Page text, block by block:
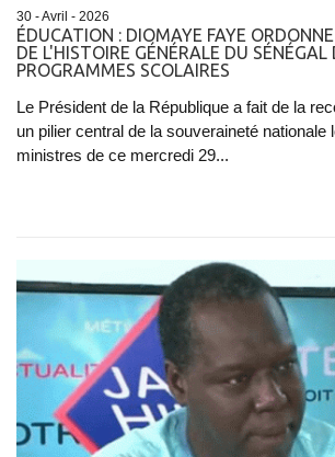
30 - Avril - 2026
ÉDUCATION : DIOMAYE FAYE
DE L'HISTOIRE GÉNÉRALE DU SÉNÉGAL
PROGRAMMES SCOLAIRES
Le Président de la République a fait de la
un pilier central de la souveraineté nationale
ministres de ce mercredi 29...